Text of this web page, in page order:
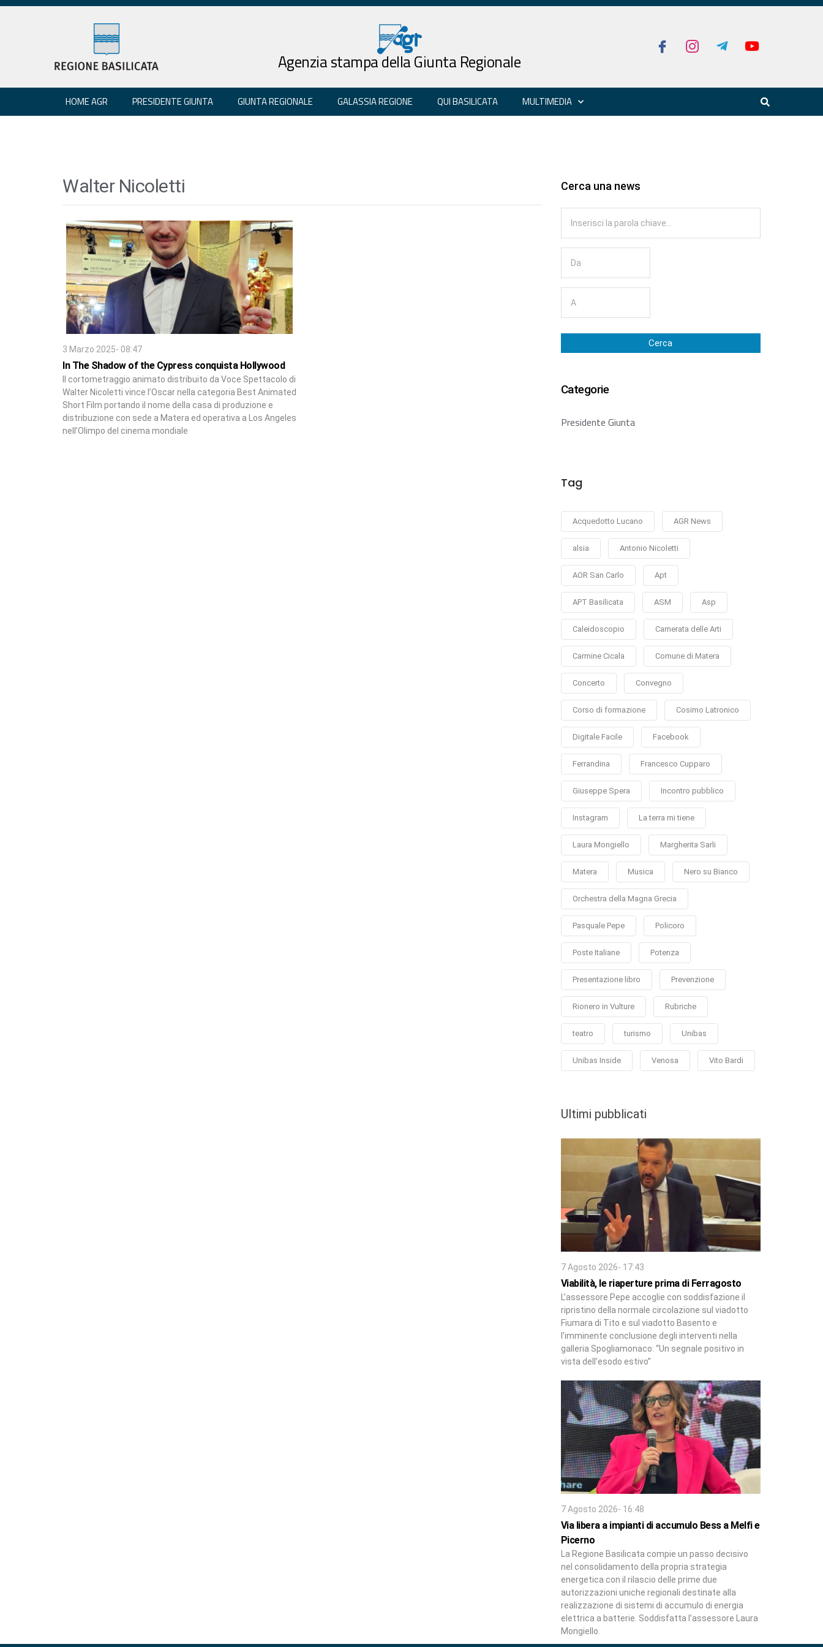
Agenzia stampa della Giunta Regionale
HOME AGR PRESIDENTE GIUNTA GIUNTA REGIONALE GALASSIA REGIONE QUI BASILICATA MULTIMEDIA
Walter Nicoletti
3 Marzo 2025- 08:47
In The Shadow of the Cypress conquista Hollywood
Il cortometraggio animato distribuito da Voce Spettacolo di
Walter Nicoletti vince l’Oscar nella categoria Best Animated
Short Film portando il nome della casa di produzione e
distribuzione con sede a Matera ed operativa a Los Angeles
nell’Olimpo del cinema mondiale
Cerca una news
Cerca
Categorie
Presidente Giunta
Tag
Acquedotto Lucano AGR News
alsia Antonio Nicoletti
AOR San Carlo Apt
APT Basilicata ASM Asp
Caleidoscopio Camerata delle Arti
Carmine Cicala Comune di Matera
Concerto Convegno
Corso di formazione Cosimo Latronico
Digitale Facile Facebook
Ferrandina Francesco Cupparo
Giuseppe Spera Incontro pubblico
Instagram La terra mi tiene
Laura Mongiello Margherita Sarli
Matera Musica Nero su Bianco
Orchestra della Magna Grecia
Pasquale Pepe Policoro
Poste Italiane Potenza
Presentazione libro Prevenzione
Rionero in Vulture Rubriche
teatro turismo Unibas
Unibas Inside Venosa Vito Bardi
Ultimi pubblicati
7 Agosto 2026- 17:43
Viabilità, le riaperture prima di Ferragosto
L’assessore Pepe accoglie con soddisfazione il
ripristino della normale circolazione sul viadotto
Fiumara di Tito e sul viadotto Basento e
l’imminente conclusione degli interventi nella
galleria Spogliamonaco: “Un segnale positivo in
vista dell’esodo estivo”
7 Agosto 2026- 16:48
Via libera a impianti di accumulo Bess a Melfi e
Picerno
La Regione Basilicata compie un passo decisivo
nel consolidamento della propria strategia
energetica con il rilascio delle prime due
autorizzazioni uniche regionali destinate alla
realizzazione di sistemi di accumulo di energia
elettrica a batterie. Soddisfatta l’assessore Laura
Mongiello.